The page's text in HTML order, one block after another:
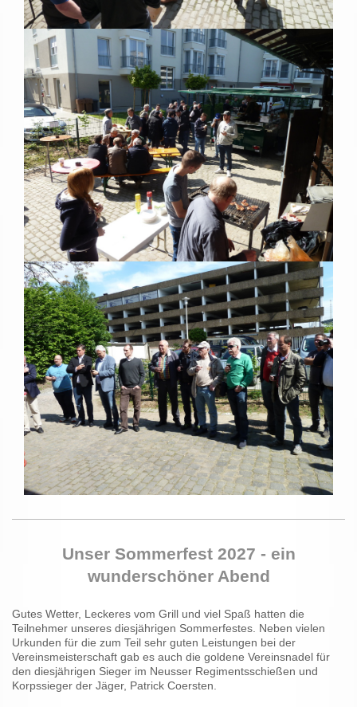
Unser Sommerfest 2027 - ein
wunderschöner Abend
Gutes Wetter, Leckeres vom Grill und viel Spaß hatten die
Teilnehmer unseres diesjährigen Sommerfestes. Neben vielen
Urkunden für die zum Teil sehr guten Leistungen bei der
Vereinsmeisterschaft gab es auch die goldene Vereinsnadel für
den diesjährigen Sieger im Neusser Regimentsschießen und
Korpssieger der Jäger, Patrick Coersten.